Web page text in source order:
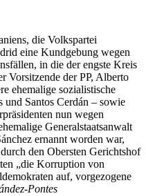
die Volkspartei
eine Kundgebung wegen
in die der engste Kreis
Vorsitzende der PP, Alberto
ehemalige sozialistische
Santos Cerdán – sowie
nun wegen
Generalstaatsanwalt
ernannt worden war,
den Obersten Gerichtshof
„die Korruption von
auf, vorgezogene
Pontes